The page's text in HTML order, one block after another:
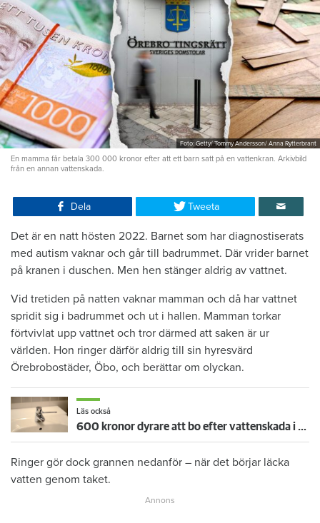
Foto: Getty/ Tommy Andersson/ Anna Rytterbrant
En mamma får betala 300 000 kronor efter att ett barn satt på en vattenkran. Arkivbild
från en annan vattenskada.
Dela Tweeta
Det är en natt hösten 2022. Barnet som har diagnostiserats
med autism vaknar och går till badrummet. Där vrider barnet
på kranen i duschen. Men hen stänger aldrig av vattnet.
Vid tretiden på natten vaknar mamman och då har vattnet
spridit sig i badrummet och ut i hallen. Mamman torkar
förtvivlat upp vattnet och tror därmed att saken är ur
världen. Hon ringer därför aldrig till sin hyresvärd
Örebrobostäder, Öbo, och berättar om olyckan.
Läs också
600 kronor dyrare att bo efter vattenskada i Varberg
Ringer gör dock grannen nedanför – när det börjar läcka
vatten genom taket.